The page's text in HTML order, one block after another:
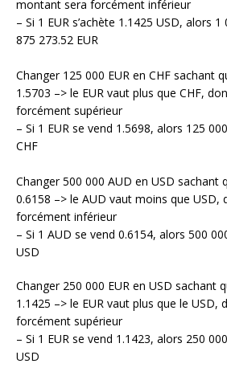
montant sera forcément inférieur
– Si 1 EUR s’achète 1.1425 USD, alors
875 273.52 EUR
Changer 125 000 EUR en CHF sachant
1.5703 –> le EUR vaut plus que CHF,
forcément supérieur
– Si 1 EUR se vend 1.5698, alors 125
CHF
Changer 500 000 AUD en USD sachant
0.6158 –> le AUD vaut moins que USD,
forcément inférieur
– Si 1 AUD se vend 0.6154, alors 500
USD
Changer 250 000 EUR en USD sachant
1.1425 –> le EUR vaut plus que le
forcément supérieur
– Si 1 EUR se vend 1.1423, alors 250
USD